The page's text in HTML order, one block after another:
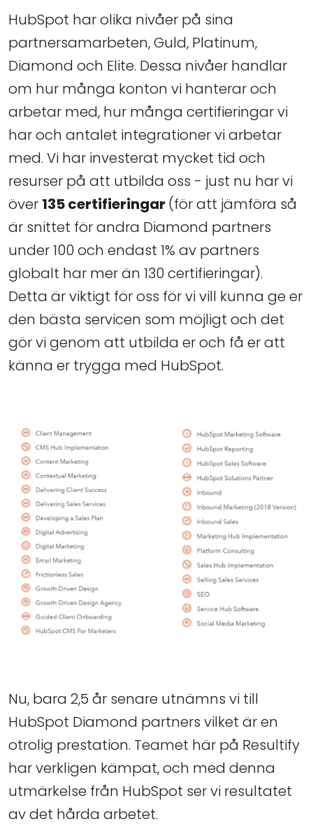
HubSpot har olika nivåer på sina
partnersamarbeten, Guld, Platinum,
Diamond och Elite. Dessa nivåer handlar
om hur många konton vi hanterar och
arbetar med, hur många certifieringar vi
har och antalet integrationer vi arbetar
med. Vi har investerat mycket tid och
resurser på att utbilda oss - just nu har vi
över 135 certifieringar (för att jämföra så
är snittet för andra Diamond partners
under 100 och endast 1% av partners
globalt har mer än 130 certifieringar).
Detta är viktigt för oss för vi vill kunna ge er
den bästa servicen som möjligt och det
gör vi genom att utbilda er och få er att
känna er trygga med HubSpot.
Nu, bara 2,5 år senare utnämns vi till
HubSpot Diamond partners vilket är en
otrolig prestation. Teamet här på Resultify
har verkligen kämpat, och med denna
utmärkelse från HubSpot ser vi resultatet
av det hårda arbetet.